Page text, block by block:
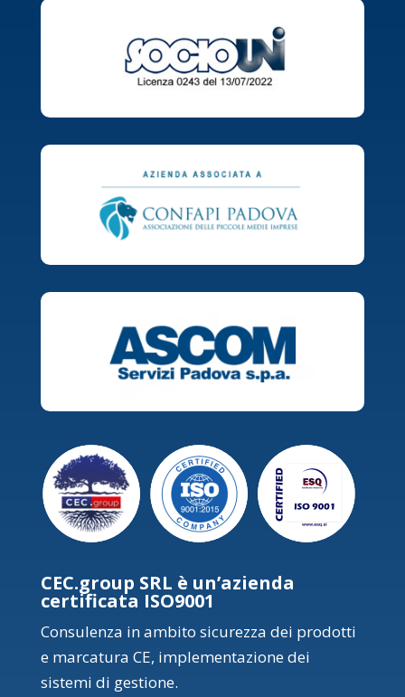
CEC.group SRL è un’azienda
certificata ISO9001
Consulenza in ambito sicurezza dei prodotti
e marcatura CE, implementazione dei
sistemi di gestione.